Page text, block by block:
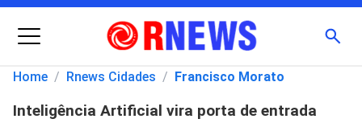
Menu
Pesquisar
Home / Rnews Cidades / Francisco Morato
Inteligência Artificial vira porta de entrada